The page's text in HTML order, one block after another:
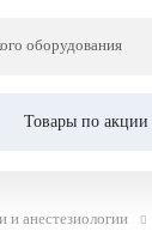
оборудования
Товары по акции
анестезиологии